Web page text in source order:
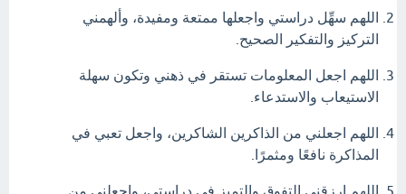
اللهم سهِّل دراستي واجعلها ممتعة ومفيدة، وألهمني
التركيز والتفكير الصحيح.
اللهم اجعل المعلومات تستقر في ذهني وتكون سهلة
الاستيعاب والاستدعاء.
اللهم اجعلني من الذاكرين الشاكرين، واجعل تعبي في
المذاكرة نافعًا ومثمرًا.
اللهم ارزقني التفوق والتميز في دراستي، واجعلني من